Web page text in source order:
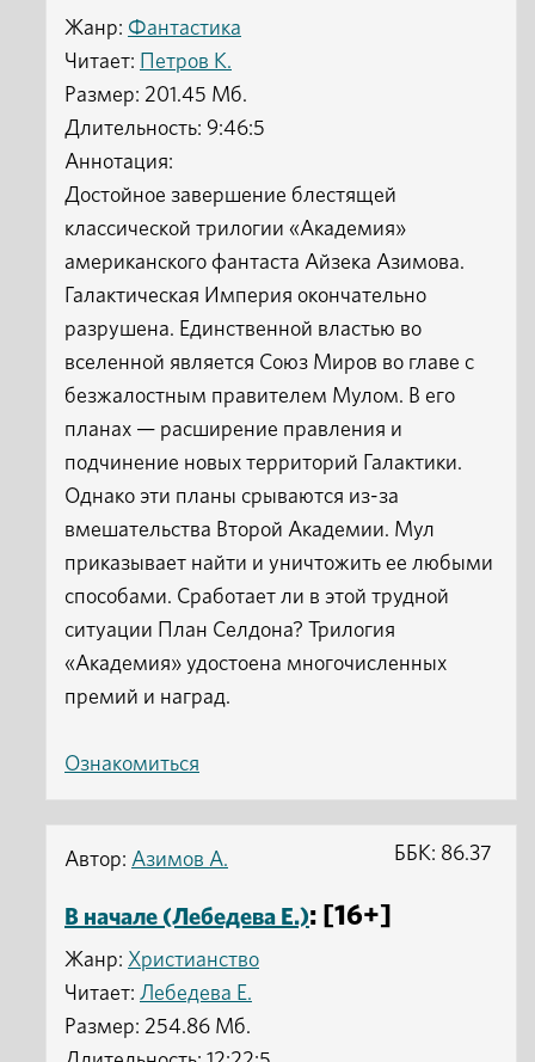
Жанр: Фантастика
Читает: Петров К.
Размер: 201.45 Мб.
Длительность: 9:46:5
Аннотация:
Достойное завершение блестящей
классической трилогии «Академия»
американского фантаста Айзека Азимова.
Галактическая Империя окончательно
разрушена. Единственной властью во
вселенной является Союз Миров во главе с
безжалостным правителем Мулом. В его
планах — расширение правления и
подчинение новых территорий Галактики.
Однако эти планы срываются из-за
вмешательства Второй Академии. Мул
приказывает найти и уничтожить ее любыми
способами. Сработает ли в этой трудной
ситуации План Селдона? Трилогия
«Академия» удостоена многочисленных
премий и наград.
Ознакомиться
Автор: Азимов А.
В начале (Лебедева Е.): [16+]
Жанр: Христианство
Читает: Лебедева Е.
ББК: 86.37
Размер: 254.86 Мб.